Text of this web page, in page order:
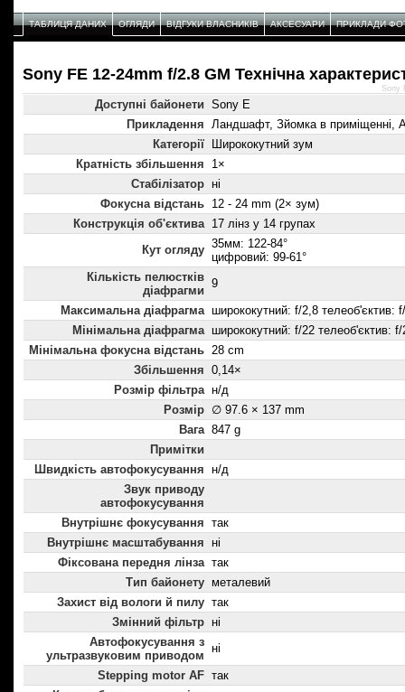
ТАБЛИЦЯ ДАНИХ ОГЛЯДИ ВІДГУКИ ВЛАСНИКІВ АКСЕСУАРИ ПРИКЛАДИ
Sony FE 12-24mm f/2.8 GM Технічнa
Доступні байонети Sony E
Прикладення Ландшафт, Зйомка в приміщенні,
Категорії
Ширококутний зум
Кратність збільшення
1×
Стабілізатор ні
Фокусна відстань 12 - 24 mm (2× зум)
Конструкція об'єктива 17 лінз у 14 групах
Кут огляду 35мм: 122-84°
цифровий: 99-61°
Кількість пелюстків
діафрагми
9
Максимальна діафрагма ширококутний: f/2,8 телеоб'єктив:
Мінімальна діафрагма ширококутний: f/22 телеоб'єктив: f/
Мінімальна фокусна відстань 28 cm
Збільшення 0,14×
Розмір фільтра н/д
Розмір ∅ 97.6 × 137 mm
Вага 847 g
Примітки
Швидкість автофокусування н/д
Звук приводу
автофокусування
Внутрішнє фокусування так
Внутрішнє масштабування
ні
Фіксована передня лінза так
Тип байонету металевий
Захист від вологи й пилу так
Змінний фільтр ні
Автофокусування з
ультразвуковим приводом
ні
Stepping motor AF так
Sony